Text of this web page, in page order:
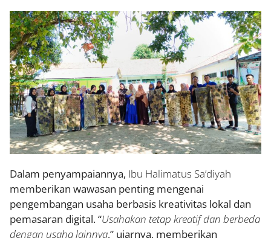
Dalam penyampaiannya, Ibu Halimatus Sa’diyah
memberikan wawasan penting mengenai
pengembangan usaha berbasis kreativitas lokal dan
pemasaran digital. “Usahakan tetap kreatif dan berbeda
dengan usaha lainnya,” ujarnya, memberikan